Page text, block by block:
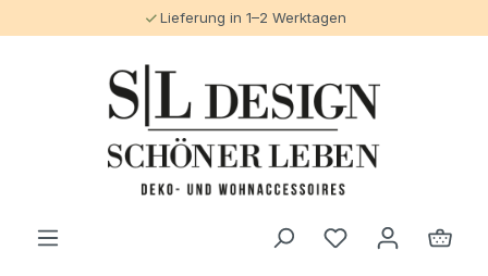
Lieferung in 1–2 Werktagen